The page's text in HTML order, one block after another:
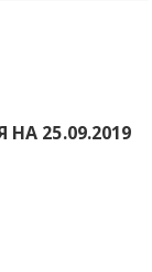
25.09.2019